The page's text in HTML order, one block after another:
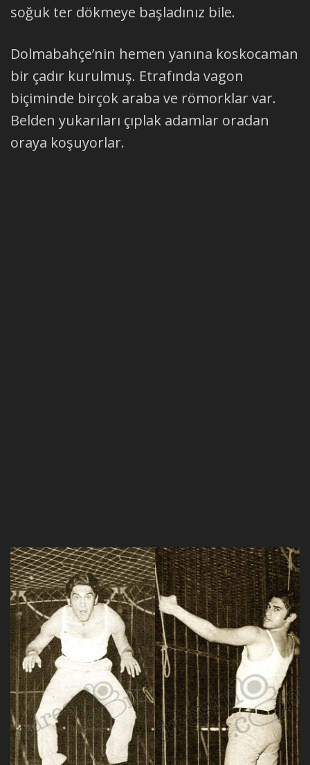
soğuk ter dökmeye başladınız bile.
Dolmabahçe’nin hemen yanına koskocaman
bir çadır kurulmuş. Etrafında vagon
biçiminde birçok araba ve römorklar var.
Belden yukarıları çıplak adamlar oradan
oraya koşuyorlar.